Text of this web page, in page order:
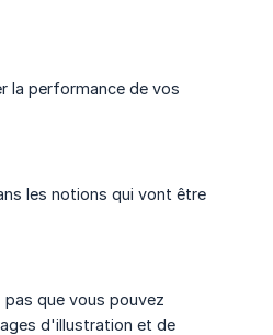
la performance de vos
les notions qui vont être
pas que vous pouvez
d'illustration et de